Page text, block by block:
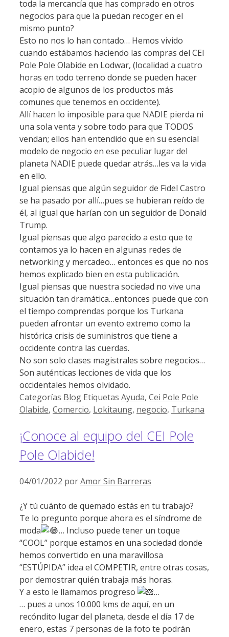
toda la mercancía que has comprado en otros
negocios para que la puedan recoger en el
mismo punto?
Esto no nos lo han contado… Hemos vivido
cuando estábamos haciendo las compras del CEI
Pole Pole Olabide en Lodwar, (localidad a cuatro
horas en todo terreno donde se pueden hacer
acopio de algunos de los productos más
comunes que tenemos en occidente).
Allí hacen lo imposible para que NADIE pierda ni
una sola venta y sobre todo para que TODOS
vendan; ellos han entendido que en su esencial
modelo de negocio en ese peculiar lugar del
planeta NADIE puede quedar atrás…les va la vida
en ello.
Igual piensas que algún seguidor de Fidel Castro
se ha pasado por allí…pues se hubieran reído de
él, al igual que harían con un seguidor de Donald
Trump.
Igual piensas que algo parecido a esto que te
contamos ya lo hacen en algunas redes de
networking y mercadeo… entonces es que no nos
hemos explicado bien en esta publicación.
Igual piensas que nuestra sociedad no vive una
situación tan dramática…entonces puede que con
el tiempo comprendas porque los Turkana
pueden afrontar un evento extremo como la
histórica crisis de suministros que tiene a
occidente contra las cuerdas.
No son solo clases magistrales sobre negocios…
Son auténticas lecciones de vida que los
occidentales hemos olvidado.
Categorías Blog Etiquetas Ayuda, Cei Pole Pole
Olabide, Comercio, Lokitaung, negocio, Turkana
¡Conoce al equipo del CEI Pole
Pole Olabide!
04/01/2022 porAmor Sin Barreras
¿Y tú cuánto de quemado estás en tu trabajo?
Te lo pregunto porque ahora es el síndrome de
moda
… Incluso puede tener un toque
“COOL” porque estamos en una sociedad donde
hemos convertido en una maravillosa
“ESTÚPIDA” idea el COMPETIR, entre otras cosas,
por demostrar quién trabaja más horas.
Y a esto le llamamos progreso
…
… pues a unos 10.000 kms de aquí, en un
recóndito lugar del planeta, desde el día 17 de
enero, estas 7 personas de la foto te podrán